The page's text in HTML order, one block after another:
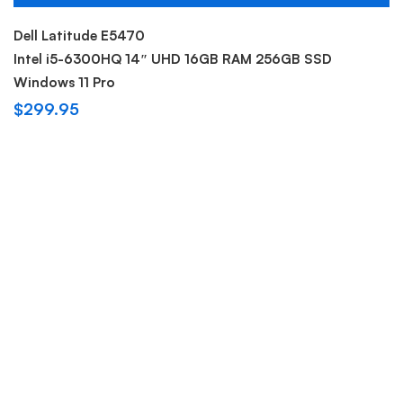
Dell Latitude E5470
Intel i5-6300HQ 14″ UHD 16GB RAM 256GB SSD
Windows 11 Pro
$299.95